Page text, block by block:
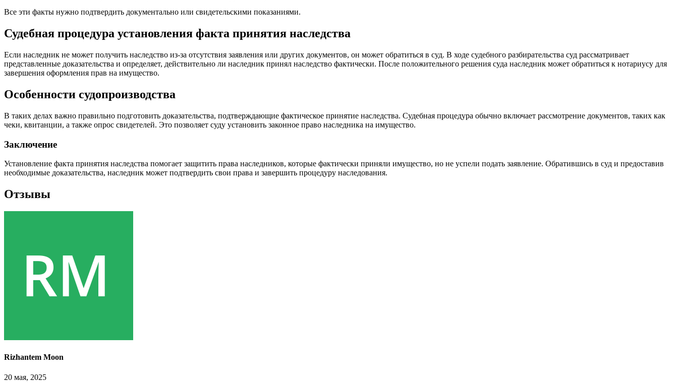
Все эти факты нужно подтвердить документально или свидетельскими показаниями.
Судебная процедура установления факта принятия наследства
Если наследник не может получить наследство из-за отсутствия заявления или других документов, он может обратиться в суд. В ходе судебного разбирательства суд рассматривает
представленные доказательства и определяет, действительно ли наследник принял наследство фактически. После положительного решения суда наследник может обратиться к нотариусу для
завершения оформления прав на имущество.
Особенности судопроизводства
В таких делах важно правильно подготовить доказательства, подтверждающие фактическое принятие наследства. Судебная процедура обычно включает рассмотрение документов, таких как
чеки, квитанции, а также опрос свидетелей. Это позволяет суду установить законное право наследника на имущество.
Заключение
Установление факта принятия наследства помогает защитить права наследников, которые фактически приняли имущество, но не успели подать заявление. Обратившись в суд и предоставив
необходимые доказательства, наследник может подтвердить свои права и завершить процедуру наследования.
Отзывы
Rizhantem Moon
20 мая, 2025